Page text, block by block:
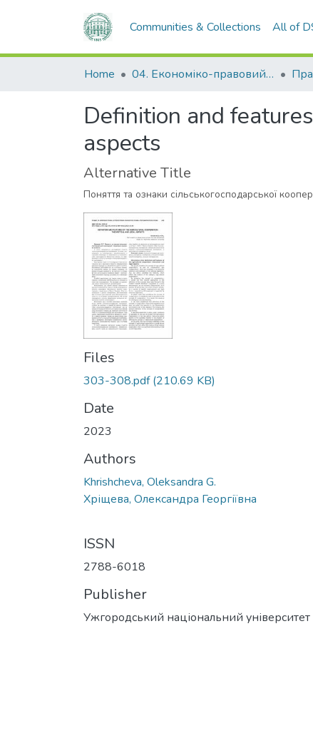
Communities & Collections All of
Home 04. Економіко-правовий факультет
Definition and
aspects
Alternative Title
Поняття та ознаки сільськогосподарської
Files
303-308.pdf(210.69 KB)
Date
2023
Authors
Khrishcheva, Oleksandra G.
Хріщева, Олександра Георгіївна
ISSN
2788-6018
Publisher
Ужгородський національний університет